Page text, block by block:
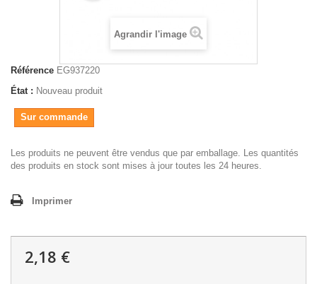
Agrandir l'image
Référence EG937220
État : Nouveau produit
Sur commande
Les produits ne peuvent être vendus que par emballage. Les quantités
des produits en stock sont mises à jour toutes les 24 heures.
Imprimer
2,18 €